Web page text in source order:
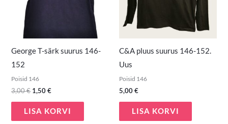
George T-särk suurus 146-
152
Poisid 146
3,00€ 1,50€
LISA KORVI
C&A pluus suurus 146-152.
Uus
Poisid 146
5,00€
LISA KORVI